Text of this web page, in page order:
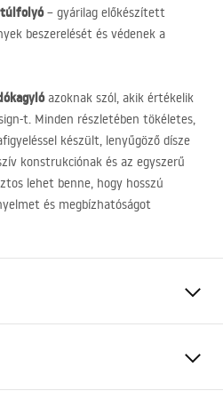
túlfolyó– gyárilag előkészített
beszerelését és védenek a
azoknak szól, akik értékelik
t. Minden részletében tökéletes,
készült, lenyűgöző dísze
konstrukciónak és az egyszerű
lehet benne, hogy hosszú
és megbízhatóságot
Fehér, Kőhatás